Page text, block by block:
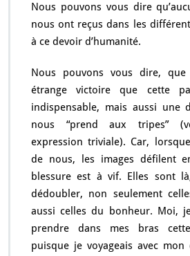
Nous pouvons vous dire
nous ont reçus dans les
à ce devoir d’humanité.
Nous pouvons vous dire,
étrange victoire que cette
indispensable, mais aussi une
nous “prend aux tripes”
expression triviale). Car,
de nous, les images défilent
blessure est à vif. Elles sont
dédoubler, non seulement
aussi celles du bonheur. Moi,
prendre dans mes bras
puisque je voyageais avec mon